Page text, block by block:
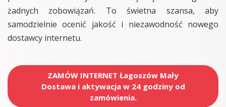
żadnych zobowiązań. To świetna szansa, aby
samodzielnie ocenić jakość i niezawodność nowego
dostawcy internetu.
ZAMÓW INTERNET Łagoszów Mały
Dostawa i aktywacja w 24 godziny od
zamówienia.